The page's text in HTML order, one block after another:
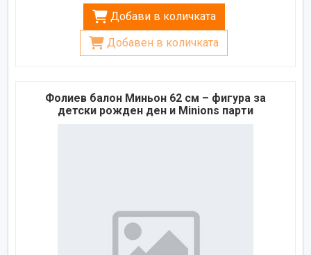
Добави в количката
Добавен в количката
Фолиев балон Миньон 62 см – фигура за
детски рожден ден и Minions парти